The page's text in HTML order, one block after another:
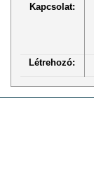
Kapcsolat:
Létrehozó: